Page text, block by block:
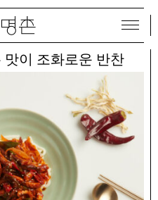
맛이 조화로운 반찬